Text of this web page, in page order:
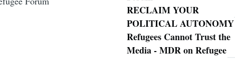
RECLAIM YOUR
POLITICAL AUTONOMY
Refugees Cannot Trust the
Media - MDR on Refugee